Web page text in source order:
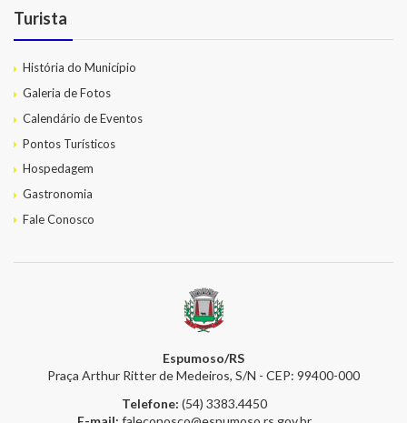
Turista
História do Município
Galeria de Fotos
Calendário de Eventos
Pontos Turísticos
Hospedagem
Gastronomia
Fale Conosco
Espumoso/RS
Praça Arthur Ritter de Medeiros, S/N - CEP: 99400-000
Telefone: (54) 3383.4450